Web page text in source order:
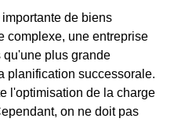
de biens
complexe, une entreprise
qu'une plus grande
planification successorale.
l'optimisation de la charge
on ne doit pas